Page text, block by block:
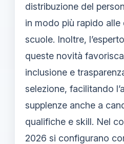
distribuzione del
in modo più rapido alle
scuole. Inoltre,
queste novità
inclusione e
selezione, facilitando
supplenze anche a
qualifiche e skill. Nel
2026 si configurano